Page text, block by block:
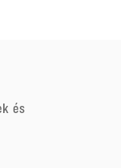
és